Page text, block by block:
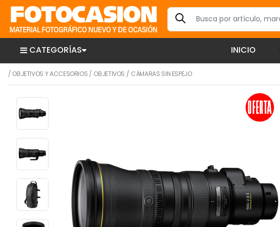
CATEGORÍAS INICIO
/ OBJETIVOS Y ACCESORIOS / OBJETIVOS / CÁMARAS SIN ESPEJO